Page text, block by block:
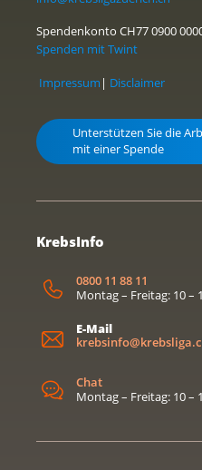
Spendenkonto CH77 0900
Spenden mit Twint
Impressum | Disclaimer
Unterstützen Sie die
mit einer Spende
KrebsInfo
0800 11 88 11
Montag – Freitag: 10 –
E-Mail
Chat
Montag – Freitag: 10 –